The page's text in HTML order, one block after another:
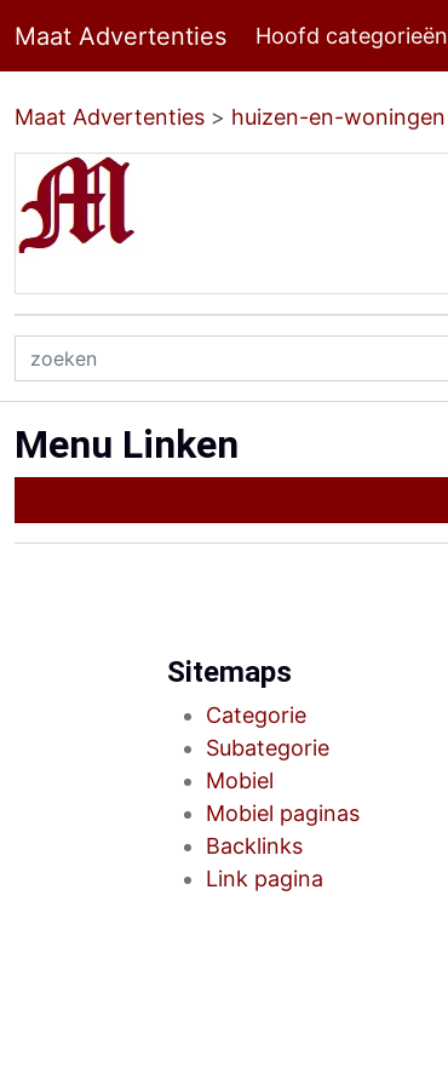
Maat Advertenties Hoofd categorieën
Maat Advertenties > huizen-en-woningen
Menu Linken
Sitemaps
Categorie
Subategorie
Mobiel
Mobiel paginas
Backlinks
Link pagina